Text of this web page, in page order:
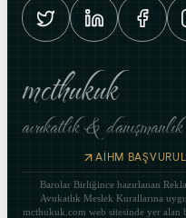
mcthukuk
avukatlık & danışmanlık
AİHM
Barolar Birliğince hazırlanan
Avukatlık Meslek Kurallarına
mcthukuk.com web sitesinde yer alan